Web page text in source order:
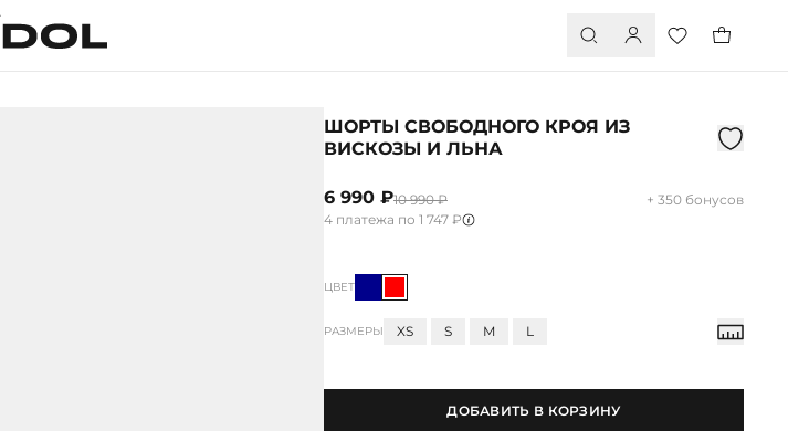
ШОРТЫ СВОБОДНОГО КРОЯ ИЗ
ВИСКОЗЫ И ЛЬНА
6 990 ₽10 990 ₽
+ 350 бонусов
4 платежа по 1 747 ₽
ЦВЕТ
РАЗМЕРЫ XS S M L
ДОБАВИТЬ В КОРЗИНУ